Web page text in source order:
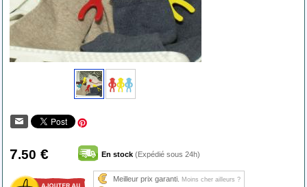
7.50 € En stock (Expédié sous 24h)
Meilleur prix garanti. Moins cher ailleurs ?